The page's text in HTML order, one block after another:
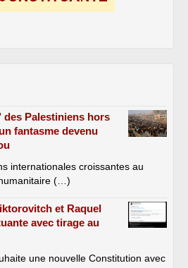
Palestiniens hors
fantasme devenu
internationales croissantes au
(…)
et Raquel
avec tirage au
une nouvelle Constitution avec